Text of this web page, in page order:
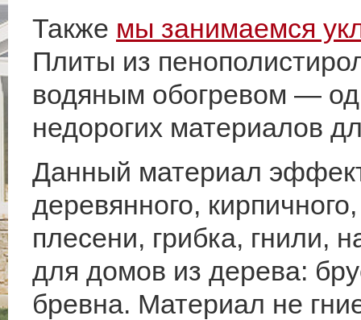
Также мы занимаемся
Плиты из
водяным обогревом —
недорогих материалов
Данный материал
деревянного,
плесени, грибка, гнили,
для домов из дерева:
бревна. Материал не